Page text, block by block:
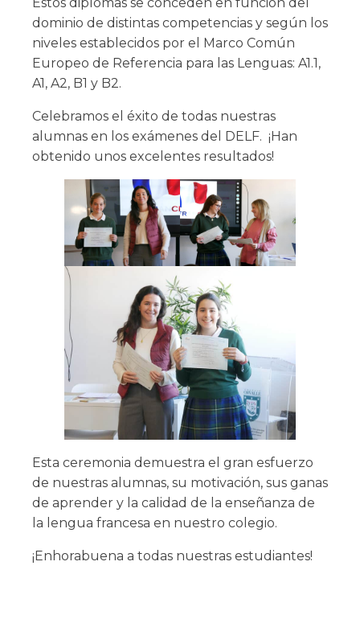
dominio de distintas competencias y según los
niveles establecidos por el Marco Común
Europeo de Referencia para las Lenguas: A1.1,
A1, A2, B1 y B2.
Celebramos el éxito de todas nuestras
alumnas en los exámenes del DELF. ¡Han
obtenido unos excelentes resultados!
Esta ceremonia demuestra el gran esfuerzo
de nuestras alumnas, su motivación, sus ganas
de aprender y la calidad de la enseñanza de
la lengua francesa en nuestro colegio.
¡Enhorabuena a todas nuestras estudiantes!